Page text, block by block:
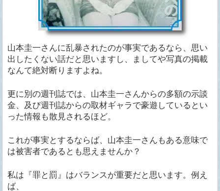
山本圭一さんに乱暴されたのが事実であるなら、思い
出したくない話だと思いますし、ましてや写真の掲載
なんて絶対断りますよね。
更に別の週刊誌では、山本圭一さんからの多額の示談
金、及び週刊誌からの取材ギャラで豪遊しているとい
った情報も散見されるほど。
これが事実とするならば、山本圭一さんもある意味で
は被害者であるとも思えませんか？
私は『罪と罰』はバランスが重要だと思います。例え
ば、